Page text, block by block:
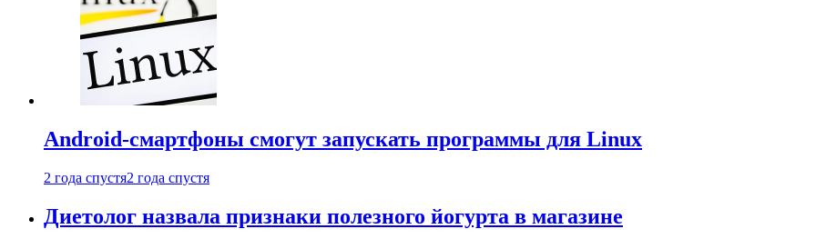
Android-смартфоны смогут запускать программы для Linux
2 года спустя2 года спустя
Диетолог назвала признаки полезного йогурта в магазине